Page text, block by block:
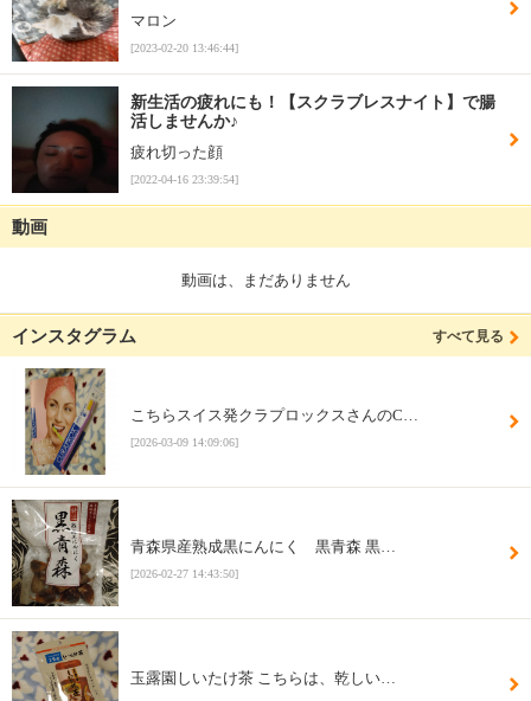
マロン
[2023-02-20 13:46:44]
新生活の疲れにも！【スクラブレスナイト】で腸
活しませんか♪
疲れ切った顔
[2022-04-16 23:39:54]
動画
動画は、まだありません
インスタグラム すべて見る
こちらスイス発クラプロックスさんのC…
[2026-03-09 14:09:06]
青森県産熟成黒にんにく 黒青森 黒…
[2026-02-27 14:43:50]
玉露園しいたけ茶 こちらは、乾しい…